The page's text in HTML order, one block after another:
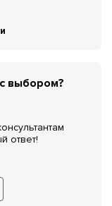
выбором?
ответ!